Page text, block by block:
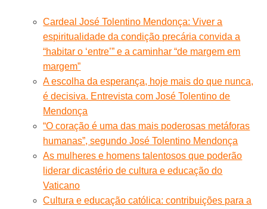
Cardeal José Tolentino Mendonça: Viver a
espiritualidade da condição precária convida a
“habitar o ‘entre’” e a caminhar “de margem em
margem”
A escolha da esperança, hoje mais do que nunca,
é decisiva. Entrevista com José Tolentino de
Mendonça
“O coração é uma das mais poderosas metáforas
humanas”, segundo José Tolentino Mendonça
As mulheres e homens talentosos que poderão
liderar dicastério de cultura e educação do
Vaticano
Cultura e educação católica: contribuições para a